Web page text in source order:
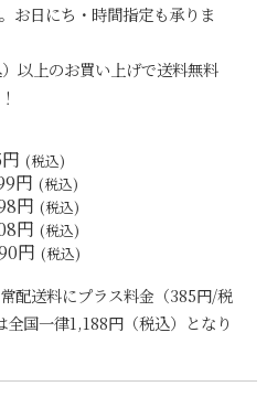
お日にち・時間指定も承りま
以上のお買い上げで送料無料
(税込)
円 (税込)
円 (税込)
円 (税込)
円 (税込)
配送料にプラス料金（385円/税
国一律1,188円（税込）となり